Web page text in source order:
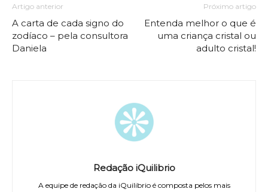
Artigo anterior
A carta de cada signo do
zodíaco – pela consultora
Daniela
Próximo artigo
Entenda melhor o que é
uma criança cristal ou
adulto cristal!
Redação iQuilibrio
A equipe de redação da iQuilibrio é composta pelos mais